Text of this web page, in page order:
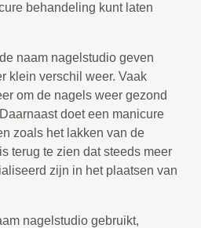
behandeling kunt laten
naam nagelstudio geven
klein verschil weer. Vaak
om de nagels weer gezond
doet een manicure
zoals het lakken van de
terug te zien dat steeds meer
zijn in het plaatsen van
nagelstudio gebruikt,